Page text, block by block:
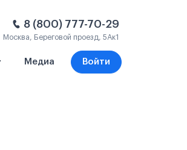
8 (800) 777-70-29
Москва, Береговой проезд, 5Ак1
Медиа Войти